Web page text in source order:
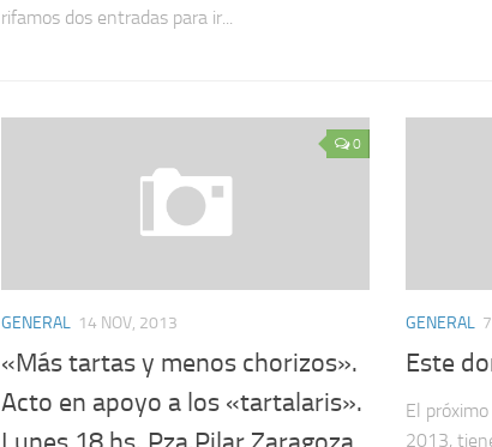
rifamos dos entradas para ir...
0
GENERAL 14 NOV, 2013
«Más tartas y menos chorizos».
Acto en apoyo a los «tartalaris».
GENERAL
Este
El
2013,